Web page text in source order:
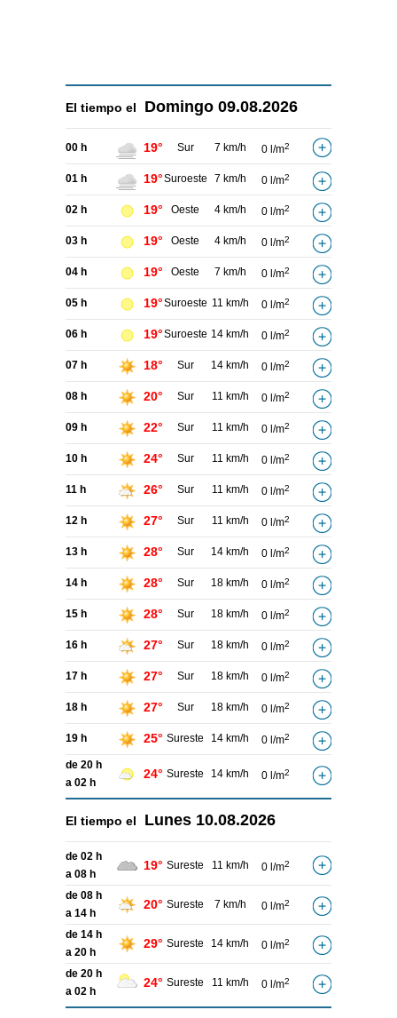
El tiempo el Domingo 09.08.2026
00 h 19° Sur 7 km/h 0 l/m2
01 h 19°Suroeste 7 km/h 0 l/m2
02 h 19° Oeste 4 km/h 0 l/m2
03 h 19° Oeste 4 km/h 0 l/m2
04 h 19° Oeste 7 km/h 0 l/m2
05 h 19°Suroeste 11 km/h 0 l/m2
06 h 19°Suroeste 14 km/h 0 l/m2
07 h 18° Sur 14 km/h 0 l/m2
08 h 20° Sur 11 km/h 0 l/m2
09 h 22° Sur 11 km/h 0 l/m2
10 h 24° Sur 11 km/h 0 l/m2
11 h 26° Sur 11 km/h 0 l/m2
12 h 27° Sur 11 km/h 0 l/m2
13 h 28° Sur 14 km/h 0 l/m2
14 h 28° Sur 18 km/h 0 l/m2
15 h 28° Sur 18 km/h 0 l/m2
16 h 27° Sur 18 km/h 0 l/m2
17 h 27° Sur 18 km/h 0 l/m2
18 h 27° Sur 18 km/h 0 l/m2
19 h 25° Sureste 14 km/h 0 l/m2
de 20 h
a 02 h
24° Sureste 14 km/h 0 l/m2
El tiempo el Lunes 10.08.2026
de 02 h
a 08 h
19° Sureste 11 km/h 0 l/m2
de 08 h
a 14 h
20° Sureste 7 km/h 0 l/m2
de 14 h
a 20 h
29° Sureste 14 km/h 0 l/m2
de 20 h
a 02 h
24° Sureste 11 km/h 0 l/m2